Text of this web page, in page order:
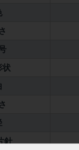
状
針